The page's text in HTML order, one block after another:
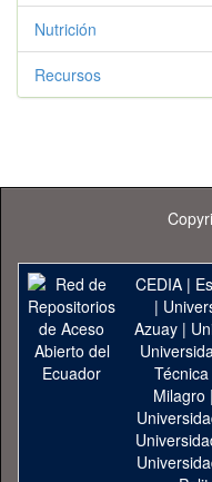
Nutrición
Recursos
CEDIA|
|
Azuay|
Milagro |